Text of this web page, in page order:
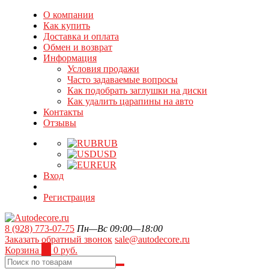
О компании
Как купить
Доставка и оплата
Обмен и возврат
Информация
Условия продажи
Часто задаваемые вопросы
Как подобрать заглушки на диски
Как удалить царапины на авто
Контакты
Отзывы
RUB
USD
EUR
Вход
Регистрация
8 (928) 773-07-75 Пн—Вс 09:00—18:00
Заказать обратный звонок sale@autodecore.ru
Корзина
0 руб.